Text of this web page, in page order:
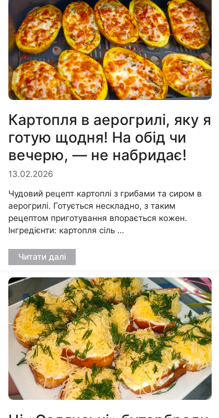
Картопля в аерогрилі, яку я
готую щодня! На обід чи
вечерю, — не набридає!
13.02.2026
Чудовий рецепт картоплі з грибами та сиром в
аерогрилі. Готується нескладно, з таким
рецептом приготування впорається кожен.
Інгредієнти: картопля сіль …
Читати далі